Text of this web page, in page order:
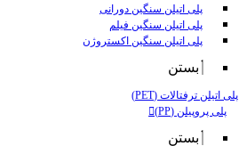
پلی اتیلن سنگین دورانی
پلی اتیلن سنگین فیلم
پلی اتیلن سنگین اکستروژن
بستن
پلی اتیلن ترفتالات (PET)
پلی پروپیلن (PP)
بستن